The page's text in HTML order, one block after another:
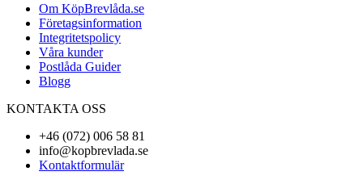
Om KöpBrevlåda.se
Företagsinformation
Integritetspolicy
Våra kunder
Postlåda Guider
Blogg
KONTAKTA OSS
+46 (072) 006 58 81
info@kopbrevlada.se
Kontaktformulär